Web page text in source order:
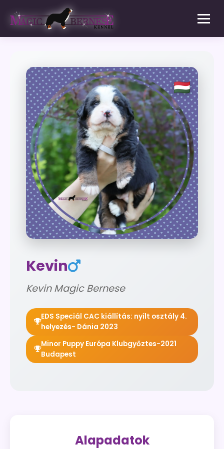
Kevin
Kevin Magic Bernese
EDS Speciál CAC kiállítás: nyílt osztály 4.
helyezés- Dánia 2023
Minor Puppy Európa Klubgyőztes-2021
Budapest
Alapadatok